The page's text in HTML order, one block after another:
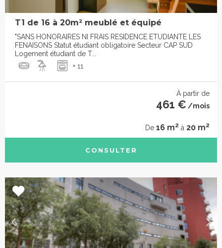
T1 de 16 à 20m² meublé et équipé
"SANS HONORAIRES NI FRAIS RESIDENCE ETUDIANTE LES
FENAISONS Statut étudiant obligatoire Secteur CAP SUD
Logement étudiant de T...
+ 11
À partir de
461 € /mois
De 16 m2 à 20 m2
CONSULTER